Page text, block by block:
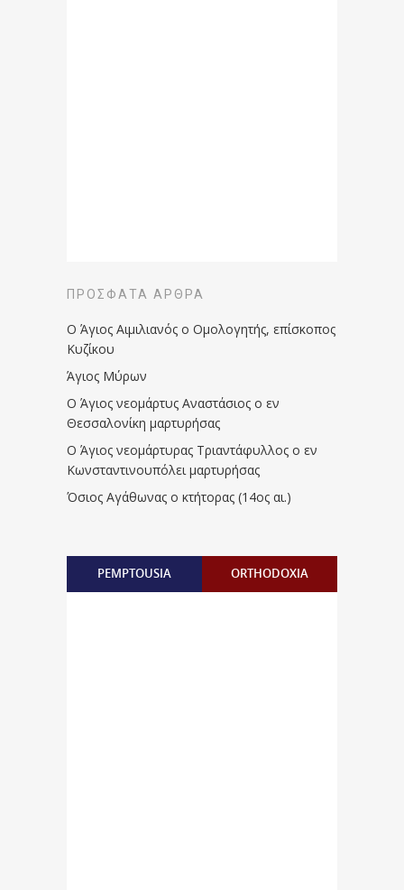
ΠΡΌΣΦΑΤΑ ΆΡΘΡΑ
Ο Άγιος Αιμιλιανός ο Ομολογητής, επίσκοπος
Κυζίκου
Άγιος Μύρων
Ο Άγιος νεομάρτυς Αναστάσιος ο εν
Θεσσαλονίκη μαρτυρήσας
Ο Άγιος νεομάρτυρας Τριαντάφυλλος ο εν
Κωνσταντινουπόλει μαρτυρήσας
Όσιος Αγάθωνας ο κτήτορας (14ος αι.)
PEMPTOUSIA ORTHODOXIA